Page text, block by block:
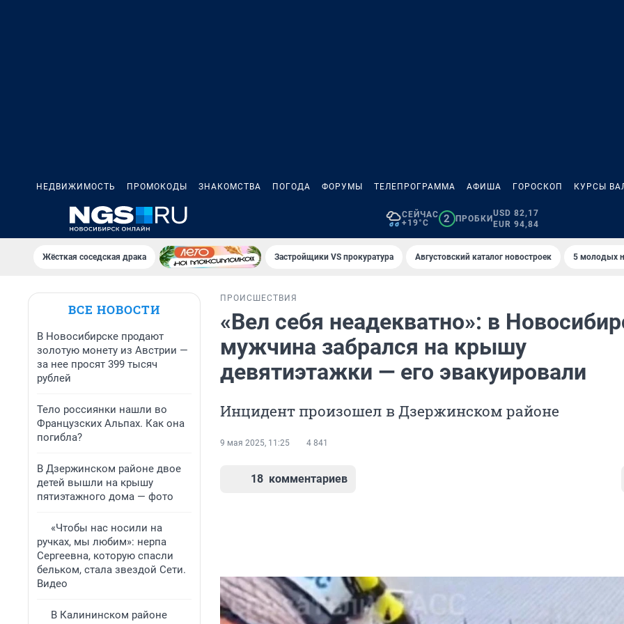
НЕДВИЖИМОСТЬ ПРОМОКОДЫ ЗНАКОМСТВА ПОГОДА ФОРУМЫ ТЕЛЕПРОГРАММА АФИША ГОРОСКОП КУРСЫ
СЕЙЧАС
+19°C
2 ПРОБКИ
USD 82,17
EUR 94,84
Жёсткая соседская драка Застройщики VS прокуратура Августовский каталог новостроек 5 молодых
ВСЕ НОВОСТИ
В Новосибирске продают
золотую монету из Австрии —
за нее просят 399 тысяч
рублей
Тело россиянки нашли во
Французских Альпах. Как она
погибла?
В Дзержинском районе двое
детей вышли на крышу
пятиэтажного дома — фото
«Чтобы нас носили на
ручках, мы любим»: нерпа
Сергеевна, которую спасли
бельком, стала звездой Сети.
Видео
В Калининском районе
ПРОИСШЕСТВИЯ
«Вел себя неадекватно»: в
мужчина забрался на крышу
девятиэтажки — его эвакуировали
Инцидент произошел в Дзержинском районе
9 мая 2025, 11:25 4 841
18 комментариев